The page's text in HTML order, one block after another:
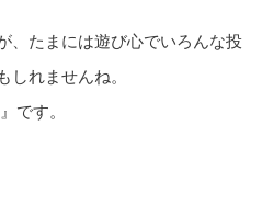
、たまには遊び心でいろんな投
しれませんね。
です。